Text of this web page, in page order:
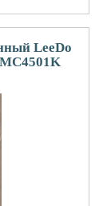
LeeDo